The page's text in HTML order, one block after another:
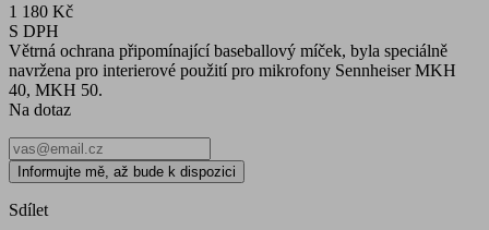
1 180 Kč
S DPH
Větrná ochrana připomínající baseballový míček, byla speciálně
navržena pro interierové použití pro mikrofony Sennheiser MKH
40, MKH 50.
Na dotaz
Informujte mě, až bude k dispozici
Sdílet